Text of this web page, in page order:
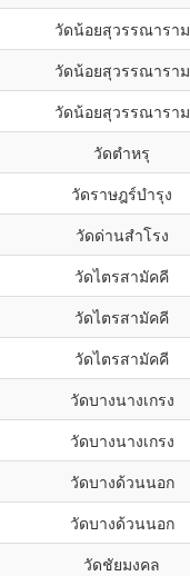
วัดน้อยสุวรรณาราม
วัดน้อยสุวรรณาราม
วัดน้อยสุวรรณาราม
วัดตำหรุ
วัดราษฎร์บำรุง
วัดด่านสำโรง
วัดไตรสามัคคี
วัดไตรสามัคคี
วัดไตรสามัคคี
วัดบางนางเกรง
วัดบางนางเกรง
วัดบางด้วนนอก
วัดบางด้วนนอก
วัดชัยมงคล